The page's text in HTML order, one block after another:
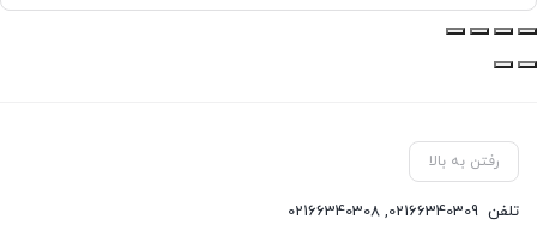
رفتن به بالا
تلفن 02166340309
,
02166340308